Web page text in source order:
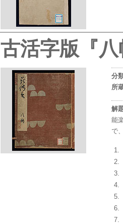
古活字版『
分
所
解
能
で